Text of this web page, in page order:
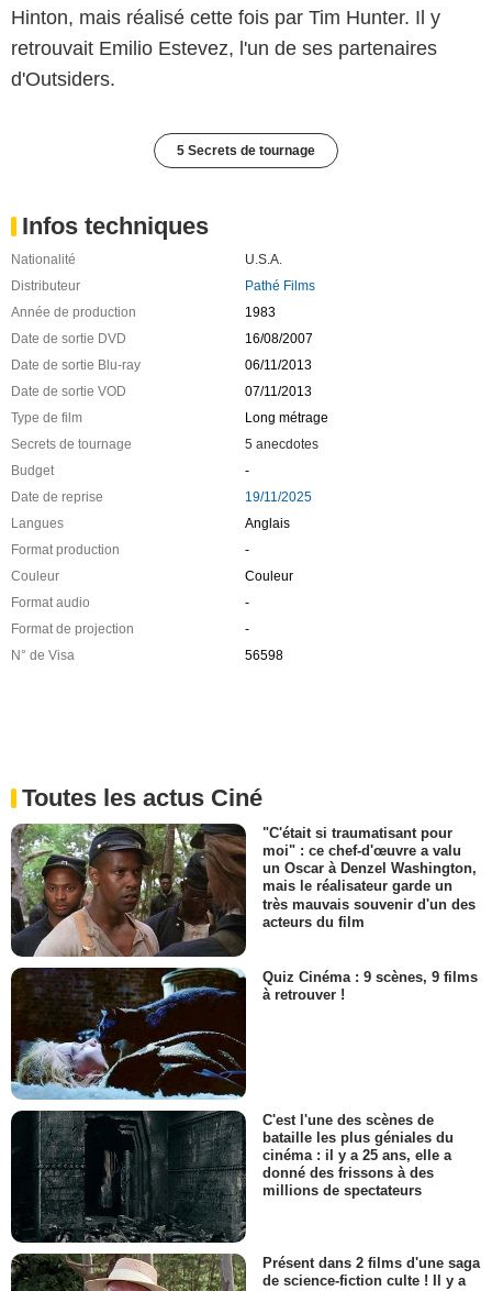
Hinton, mais réalisé cette fois par Tim Hunter. Il y
retrouvait Emilio Estevez, l'un de ses partenaires
d'Outsiders.
5 Secrets de tournage
Infos techniques
Nationalité
U.S.A.
Distributeur
Pathé Films
Année de production
1983
Date de sortie DVD
16/08/2007
Date de sortie Blu-ray
06/11/2013
Date de sortie VOD
07/11/2013
Type de film
Long métrage
Secrets de tournage
5 anecdotes
Budget
-
Date de reprise
19/11/2025
Langues
Anglais
Format production
-
Couleur
Couleur
Format audio
-
Format de projection
-
N° de Visa
56598
Toutes les actus Ciné
"C'était si traumatisant pour
moi" : ce chef-d'œuvre a valu
un Oscar à Denzel Washington,
mais le réalisateur garde un
très mauvais souvenir d'un des
acteurs du film
Quiz Cinéma : 9 scènes, 9 films
à retrouver !
C'est l'une des scènes de
bataille les plus géniales du
cinéma : il y a 25 ans, elle a
donné des frissons à des
millions de spectateurs
Présent dans 2 films d'une saga
de science-fiction culte ! Il y a